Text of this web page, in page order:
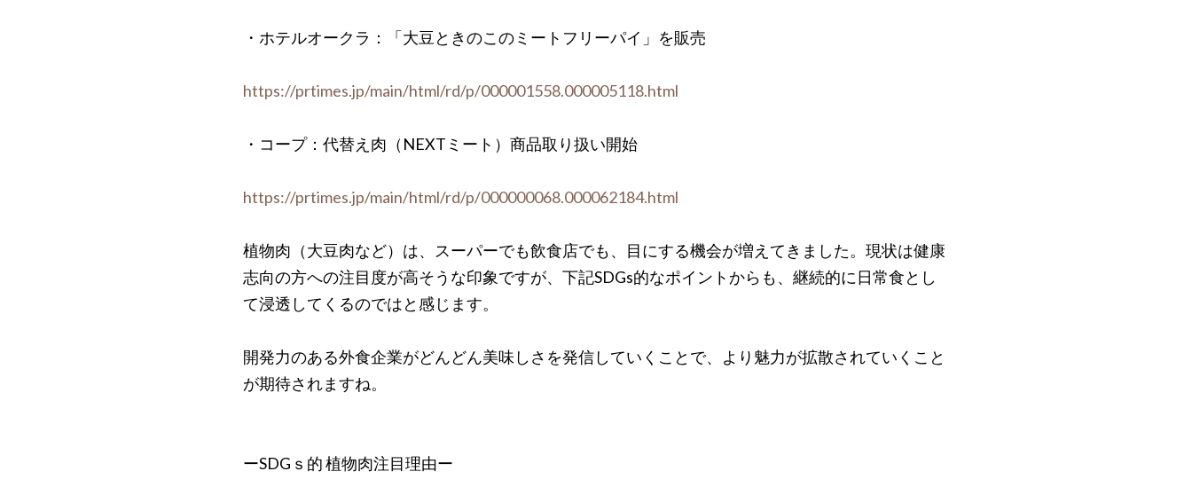
・ホテルオークラ：「大豆ときのこのミートフリーパイ」を販売
https://prtimes.jp/main/html/rd/p/000001558.000005118.html
・コープ：代替え肉（NEXTミート）商品取り扱い開始
https://prtimes.jp/main/html/rd/p/000000068.000062184.html
植物肉（大豆肉など）は、スーパーでも飲食店でも、目にする機会が増えてきました。 現状は健康
志向の方への注目度が高そうな印象ですが、下記SDGs的なポイントからも、継続的に日常食とし
て浸透してくるのではと感じます。
開発力のある外食企業がどんどん美味しさを発信していくことで、より魅力が拡散されていくこと
が期待されますね。
ーSDGｓ的 植物肉注目理由ー